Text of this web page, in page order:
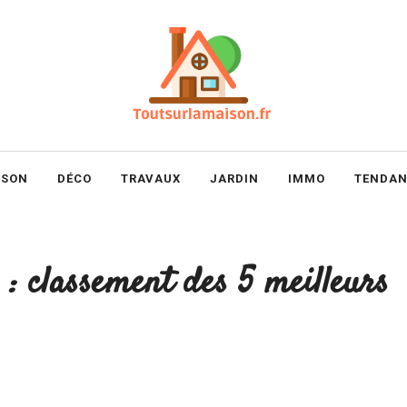
DÉCO TRAVAUX JARDIN IMMO
classement des 5 meilleurs